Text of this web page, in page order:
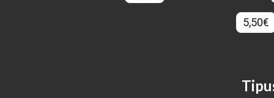
5,50€